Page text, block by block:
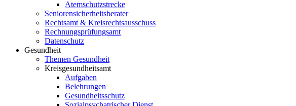
Atemschutzstrecke
Seniorensicherheitsberater
Rechtsamt & Kreisrechtsausschuss
Rechnungsprüfungsamt
Datenschutz
Gesundheit
Themen Gesundheit
Kreisgesundheitsamt
Aufgaben
Belehrungen
Gesundheitsschutz